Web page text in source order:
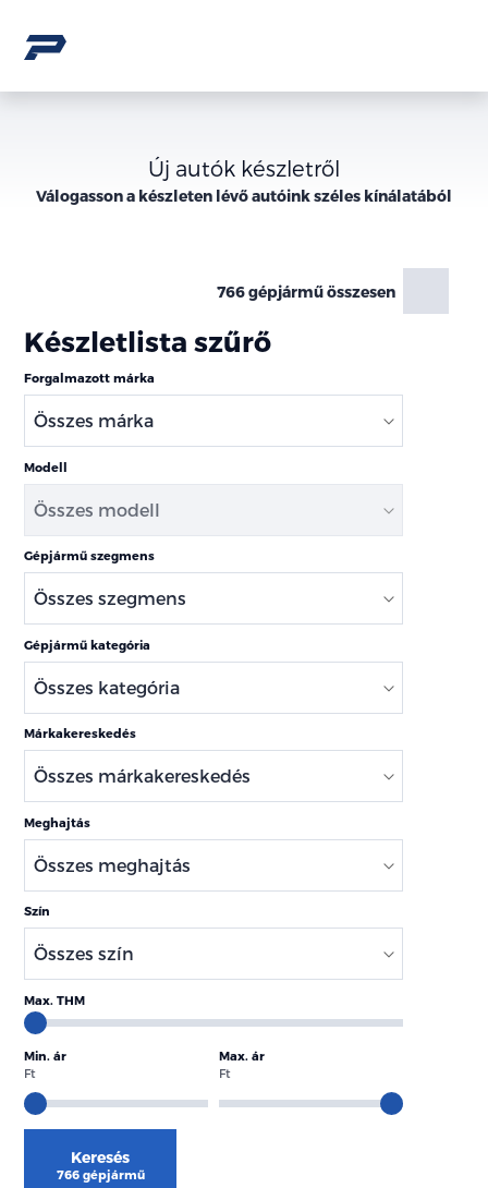
Új autók készletről
Válogasson a készleten lévőautóink széles kínálatából
766 gépjármű összesen
Készletlista szűrő
Forgalmazott márka
Modell
Gépjármű szegmens
Gépjármű kategória
Márkakereskedés
Meghajtás
Szín
Max. THM
Min. ár
Ft
Max. ár
Ft
Keresés
766 gépjármű